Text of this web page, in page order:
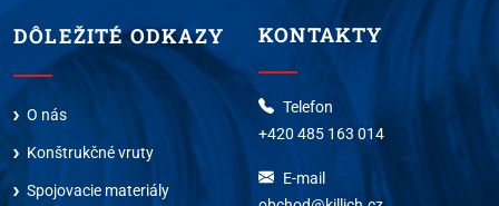
DÔLEŽITÉ ODKAZY
O nás
Konštrukčné vruty
Spojovacie materiály
KONTAKTY
Telefon
+420 485 163 014
E-mail